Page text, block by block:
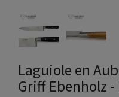
Laguiole en
Griff Ebenholz -